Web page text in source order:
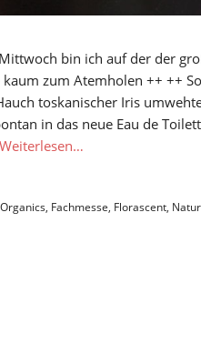
bin ich auf der der
zum Atemholen ++ ++
toskanischer Iris
in das neue Eau de
Weiterlesen…
, Fachmesse, Florascent,